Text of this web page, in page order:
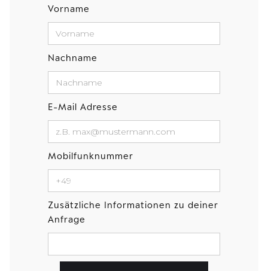
Vorname
Nachname
E-Mail Adresse
Mobilfunknummer
Zusätzliche Informationen zu deiner
Anfrage